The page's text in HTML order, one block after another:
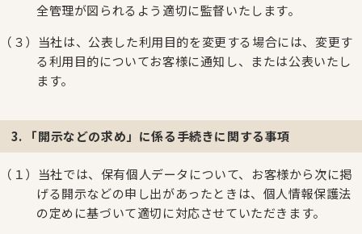
全管理が図られるよう適切に監督いたします。
（３）当社は、公表した利用目的を変更する場合には、変更す
る利用目的についてお客様に通知し、または公表いたし
ます。
3. 「開示などの求め」に係る手続きに関する事項
（１）当社では、保有個人データについて、お客様から次に掲
げる開示などの申し出があったときは、個人情報保護法
の定めに基づいて適切に対応させていただきます。